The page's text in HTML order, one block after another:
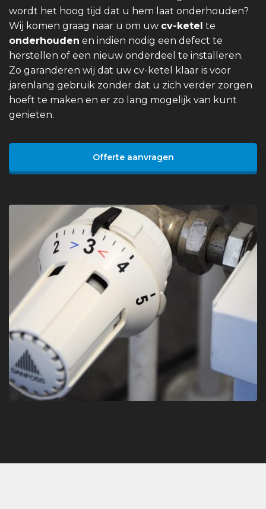
wordt het hoog tijd dat u hem laat onderhouden?
Wij komen graag naar u om uw cv-ketel te
onderhouden en indien nodig een defect te
herstellen of een nieuw onderdeel te installeren.
Zo garanderen wij dat uw cv-ketel klaar is voor
jarenlang gebruik zonder dat u zich verder zorgen
hoeft te maken en er zo lang mogelijk van kunt
genieten.
Offerte aanvragen